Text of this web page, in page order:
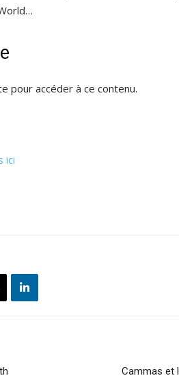
pour accéder à ce contenu.
ici
Cammas et